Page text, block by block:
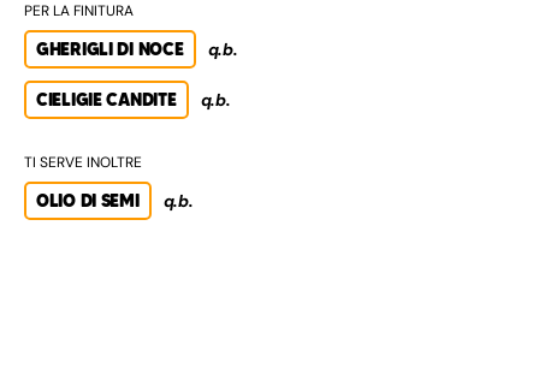
PER LA FINITURA
GHERIGLI DI NOCE q.b.
CIELIGIE CANDITE q.b.
TI SERVE INOLTRE
OLIO DI SEMI q.b.